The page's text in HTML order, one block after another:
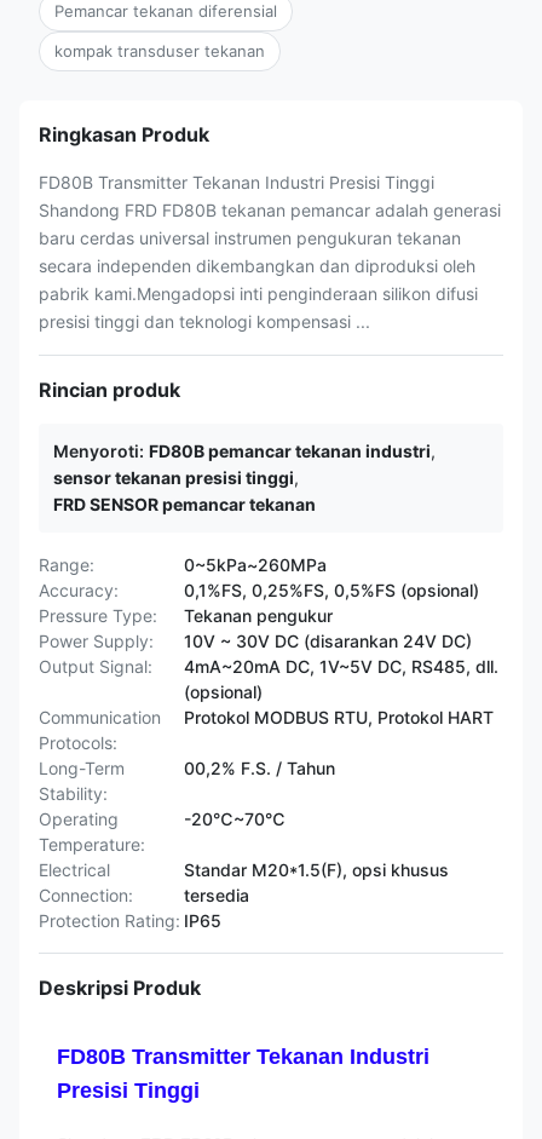
Pemancar tekanan diferensial
kompak transduser tekanan
Ringkasan Produk
FD80B Transmitter Tekanan Industri Presisi Tinggi
Shandong FRD FD80B tekanan pemancar adalah generasi
baru cerdas universal instrumen pengukuran tekanan
secara independen dikembangkan dan diproduksi oleh
pabrik kami.Mengadopsi inti penginderaan silikon difusi
presisi tinggi dan teknologi kompensasi ...
Rincian produk
Menyoroti: FD80B pemancar tekanan industri,
sensor tekanan presisi tinggi,
FRD SENSOR pemancar tekanan
Range:
0~5kPa~260MPa
Accuracy:
0,1%FS, 0,25%FS, 0,5%FS (opsional)
Pressure Type:
Tekanan pengukur
Power Supply:
10V ~ 30V DC (disarankan 24V DC)
Output Signal:
4mA~20mA DC, 1V~5V DC, RS485, dll.
(opsional)
Communication
Protocols:
Protokol MODBUS RTU, Protokol HART
Long-Term
Stability:
00,2% F.S. / Tahun
Operating
Temperature:
-20℃~70℃
Electrical
Connection:
Standar M20*1.5(F), opsi khusus
tersedia
Protection Rating: IP65
Deskripsi Produk
FD80B Transmitter Tekanan Industri
Presisi Tinggi